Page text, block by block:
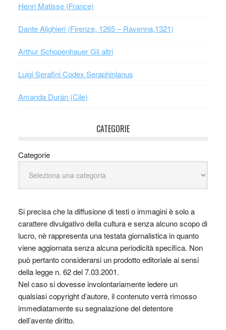
Henri Matisse (France)
Dante Alighieri (Firenze, 1265 – Ravenna,1321)
Arthur Schopenhauer Gli altri
Luigi Serafini Codex Seraphinianus
Amanda Durán (Cile)
CATEGORIE
Categorie
Si precisa che la diffusione di testi o immagini è solo a
carattere divulgativo della cultura e senza alcuno scopo di
lucro, nè rappresenta una testata giornalistica in quanto
viene aggiornata senza alcuna periodicità specifica. Non
può pertanto considerarsi un prodotto editoriale ai sensi
della legge n. 62 del 7.03.2001.
Nel caso si dovesse involontariamente ledere un
qualsiasi copyright d’autore, il contenuto verrà rimosso
immediatamente su segnalazione del detentore
dell’avente diritto.